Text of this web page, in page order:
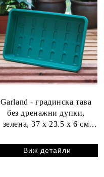
Garland - градинска тава
без дренажни дупки,
зелена, 37 x 23.5 х 6 см
Виж детайли